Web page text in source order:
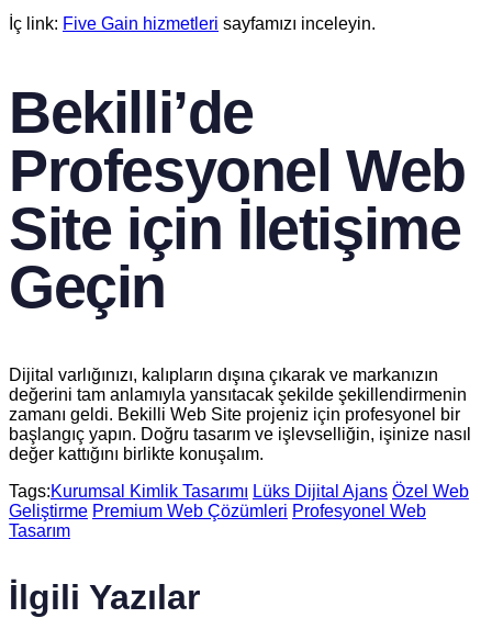
İç link: Five Gain hizmetleri sayfamızı inceleyin.
Bekilli’de
Profesyonel Web
Site için İletişime
Geçin
Dijital varlığınızı, kalıpların dışına çıkarak ve markanızın
değerini tam anlamıyla yansıtacak şekilde şekillendirmenin
zamanı geldi. Bekilli Web Site projeniz için profesyonel bir
başlangıç yapın. Doğru tasarım ve işlevselliğin, işinize nasıl
değer kattığını birlikte konuşalım.
Tags:Kurumsal Kimlik Tasarımı Lüks Dijital Ajans Özel Web
Geliştirme Premium Web Çözümleri Profesyonel Web
Tasarım
İlgili Yazılar